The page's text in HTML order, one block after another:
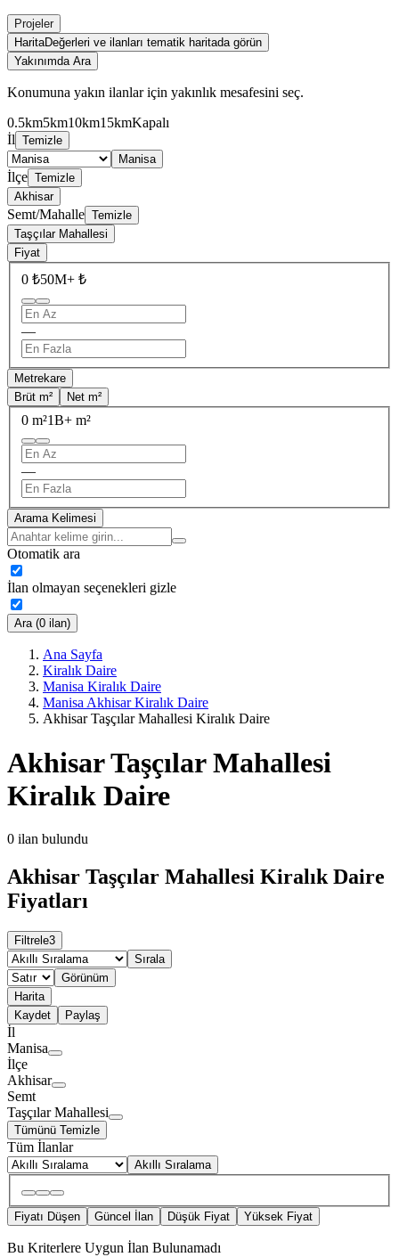
Projeler
HaritaDeğerleri ve ilanları tematik haritada görün
Yakınımda Ara
Konumuna yakın ilanlar için yakınlık mesafesini seç.
0.5km5km10km15kmKapalı
İl Temizle
Manisa
İlçe Temizle
Akhisar
Semt/Mahalle Temizle
Taşçılar Mahallesi
Fiyat
0 ₺50M+ ₺
—
Metrekare
Brüt m²
Net m²
0 m²1B+ m²
—
Arama Kelimesi
Otomatik ara
İlan olmayan seçenekleri gizle
Ara (0 ilan)
Ana Sayfa
Kiralık Daire
Manisa Kiralık Daire
Manisa Akhisar Kiralık Daire
Akhisar Taşçılar Mahallesi Kiralık Daire
Akhisar Taşçılar Mahallesi
Kiralık Daire
0 ilan bulundu
Akhisar Taşçılar Mahallesi Kiralık Daire
Fiyatları
Filtrele3
Sırala
Görünüm
Harita
Kaydet
Paylaş
İl
Manisa
İlçe
Akhisar
Semt
Taşçılar Mahallesi
Tümünü Temizle
Tüm İlanlar
Akıllı Sıralama
Fiyatı Düşen Güncel İlan Düşük Fiyat Yüksek Fiyat
Bu Kriterlere Uygun İlan Bulunamadı